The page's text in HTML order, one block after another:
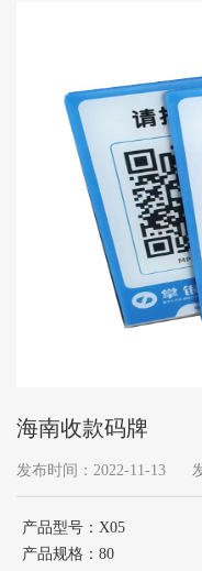
海南收款码牌
发布时间：2022-11-13
产品型号：X05
产品规格：80